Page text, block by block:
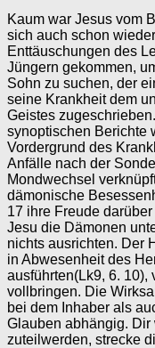
Kaum war Jesus vom
sich auch schon
Enttäuschungen des
Jüngern gekommen,
Sohn zu suchen, der
seine Krankheit dem
Geistes
synoptischen Berichte
Vordergrund des
Anfälle nach der
Mondwechsel
dämonische
17 ihre Freude
Jesu die Dämonen
nichts ausrichten. Der
in Abwesenheit des
ausführten(Lk9, 6. 10),
vollbringen. Die
bei dem Inhaber als
Glauben abhängig.
zuteilwerden, strecke